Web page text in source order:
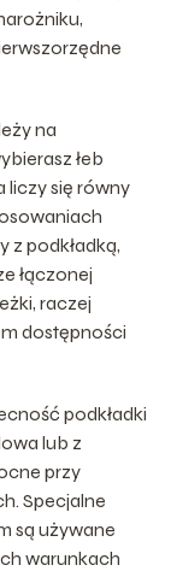
na
łeb
liczy się równy
z podkładką,
łączonej
raczej
dostępności
podkładki
lub z
przy
Specjalne
są używane
warunkach